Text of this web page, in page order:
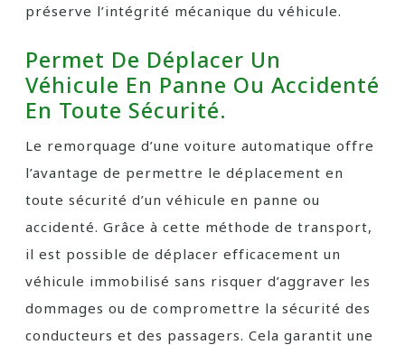
préserve l’intégrité mécanique du véhicule.
Permet De Déplacer Un
Véhicule En Panne Ou Accidenté
En Toute Sécurité.
Le remorquage d’une voiture automatique offre
l’avantage de permettre le déplacement en
toute sécurité d’un véhicule en panne ou
accidenté. Grâce à cette méthode de transport,
il est possible de déplacer efficacement un
véhicule immobilisé sans risquer d’aggraver les
dommages ou de compromettre la sécurité des
conducteurs et des passagers. Cela garantit une